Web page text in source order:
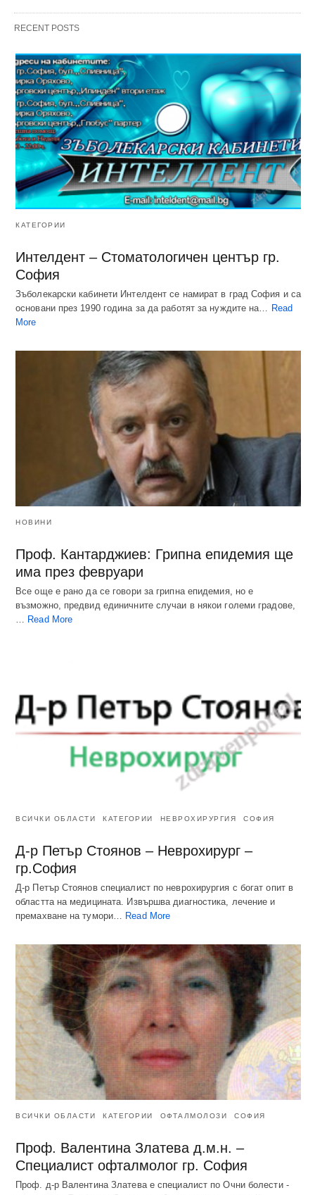
RECENT POSTS
КАТЕГОРИИ
Интелдент – Стоматологичен център гр.
София
Зъболекарски кабинети Интелдент се намират в град София и са
основани през 1990 година за да работят за нуждите на… Read
More
НОВИНИ
Проф. Кантарджиев: Грипна епидемия ще
има през февруари
Все още е рано да се говори за грипна епидемия, но е
възможно, предвид единичните случаи в някои големи градове,
Read More
ВСИЧКИ ОБЛАСТИ КАТЕГОРИИ НЕВРОХИРУРГИЯ СОФИЯ
Д-р Петър Стоянов – Неврохирург –
гр.София
Д-р Петър Стоянов специалист по неврохирургия с богат опит в
областта на медицината. Извършва диагностика, лечение и
премахване на тумори… Read More
ВСИЧКИ ОБЛАСТИ КАТЕГОРИИ ОФТАЛМОЛОЗИ СОФИЯ
Проф. Валентина Златева д.м.н. –
Специалист офталмолог гр. София
Проф. д-р Валентина Златева е специалист по Очни болести -